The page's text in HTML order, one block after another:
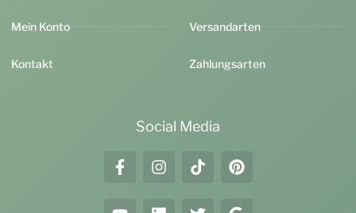
Mein Konto
Kontakt
Versandarten
Zahlungsarten
Social Media